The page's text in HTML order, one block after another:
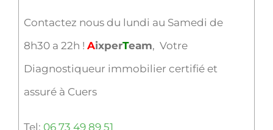
Contactez nous du lundi au Samedi de
8h30 a 22h ! AixperTeam, Votre
Diagnostiqueur immobilier certifié et
assuré à Cuers
Tel: 06 73 49 89 51